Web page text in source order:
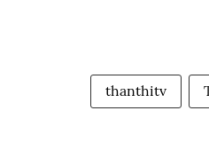
thanthitv